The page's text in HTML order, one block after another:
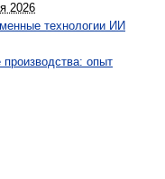
2026
технологии ИИ
опыт